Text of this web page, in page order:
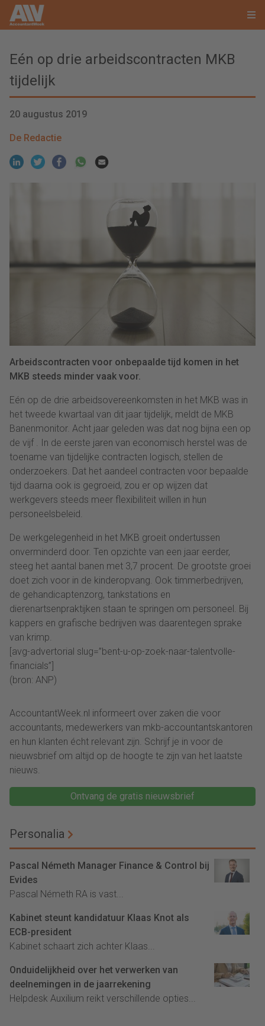
Eén op drie arbeidscontracten MKB
tijdelijk
20 augustus 2019
De Redactie
Arbeidscontracten voor onbepaalde tijd komen in het
MKB steeds minder vaak voor.
Eén op de drie arbeidsovereenkomsten in het MKB was in
het tweede kwartaal van dit jaar tijdelijk, meldt de MKB
Banenmonitor. Acht jaar geleden was dat nog bijna een op
de vijf . In de eerste jaren van economisch herstel was de
toename van tijdelijke contracten logisch, stellen de
onderzoekers. Dat het aandeel contracten voor bepaalde
tijd daarna ook is gegroeid, zou er op wijzen dat
werkgevers steeds meer flexibiliteit willen in hun
personeelsbeleid.
De werkgelegenheid in het MKB groeit ondertussen
onverminderd door. Ten opzichte van een jaar eerder,
steeg het aantal banen met 3,7 procent. De grootste groei
doet zich voor in de kinderopvang. Ook timmerbedrijven,
de gehandicaptenzorg, tankstations en
dierenartsenpraktijken staan te springen om personeel. Bij
kappers en grafische bedrijven was daarentegen sprake
van krimp.
[avg-advertorial slug=”bent-u-op-zoek-naar-talentvolle-
financials”]
(bron: ANP)
AccountantWeek.nl informeert over zaken die voor
accountants, medewerkers van mkb-accountantskantoren
en hun klanten écht relevant zijn. Schrijf je in voor de
nieuwsbrief om altijd op de hoogte te zijn van het laatste
nieuws.
Ontvang de gratis nieuwsbrief
Personalia
Pascal Németh Manager Finance & Control bij
Evides
Pascal Németh RA is vast...
Kabinet steunt kandidatuur Klaas Knot als
ECB-president
Kabinet schaart zich achter Klaas...
Onduidelijkheid over het verwerken van
deelnemingen in de jaarrekening
Helpdesk Auxilium reikt verschillende opties...